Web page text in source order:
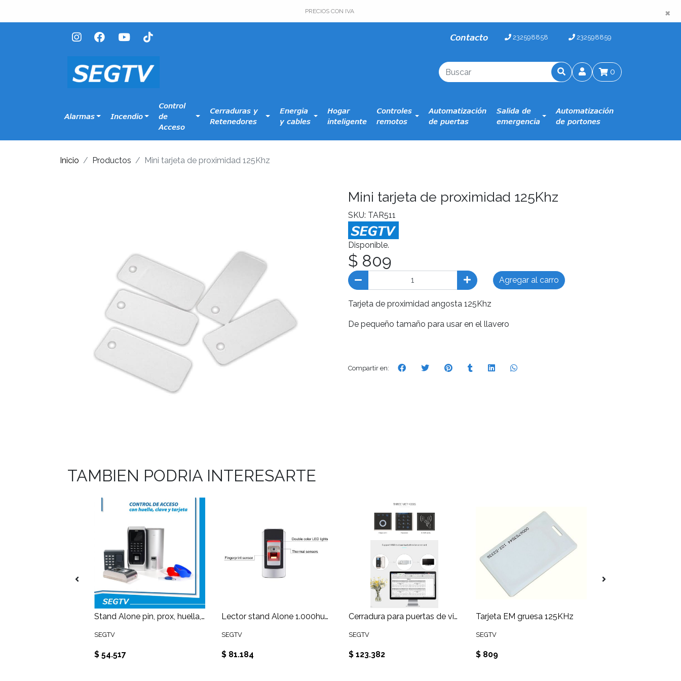
PRECIOS CON IVA ×
×
Contacto 232598858 232598859
0
Alarmas Incendio
Control
de
Acceso
Cerraduras y
Retenedores
Energia
y cables
Hogar
inteligente
Controles
remotos
Automatización
de puertas
Salida de
emergencia
Automatización
de portones
Inicio Productos Mini tarjeta de proximidad 125Khz
Mini tarjeta de proximidad 125Khz
SKU: TAR511
Disponible.
$ 809
Agregar al carro
Tarjeta de proximidad angosta 125Khz
De pequeño tamaño para usar en el llavero
Compartir en:
TAMBIEN PODRIA INTERESARTE
Stand Alone pin, prox, huella, interior
SEGTV
$ 54.517
Lector stand Alone 1.000huella y 2.000 tarjeta 125Khz
SEGTV
$ 81.184
Cerradura para puertas de vidrio. Huella, clave, tarjeta
SEGTV
$ 123.382
Tarjeta EM gruesa 125KHz
SEGTV
$ 809